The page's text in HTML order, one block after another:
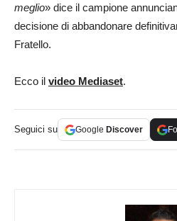
meglio» dice il campione
decisione di abbandonare
Fratello.
Ecco il video Mediaset.
Seguici su Google Discover